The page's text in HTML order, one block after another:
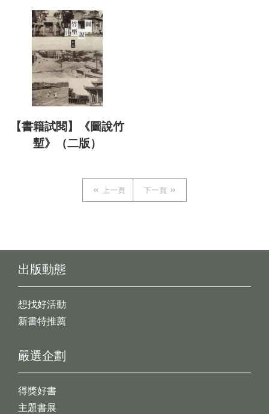
【書籍試閱】《圖說竹
塹》（二版）
上一頁 下一頁
出版動態
想找好活動
新書特推薦
嚴選企劃
得獎好書
主題書展